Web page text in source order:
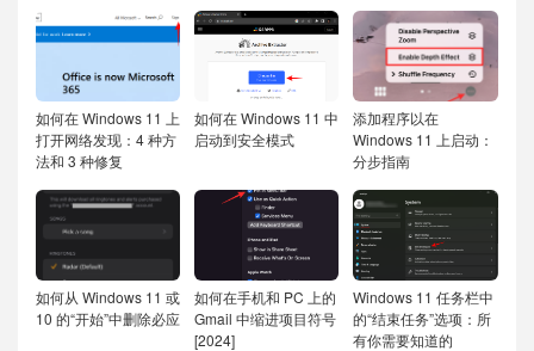
如何在 Windows 11 上
打开网络发现：4 种方
法和 3 种修复
如何在 Windows 11 中
启动到安全模式
添加程序以在
Windows 11 上启动：
分步指南
如何从 Windows 11 或
10 的“开始”中删除必应
如何在手机和 PC 上的
Gmail 中缩进项目符号
[2024]
Windows 11 任务栏中
的“结束任务”选项：所
有你需要知道的